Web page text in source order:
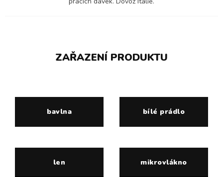
ZAŘAZENÍ PRODUKTU
bavlna bílé prádlo
len mikrovlákno